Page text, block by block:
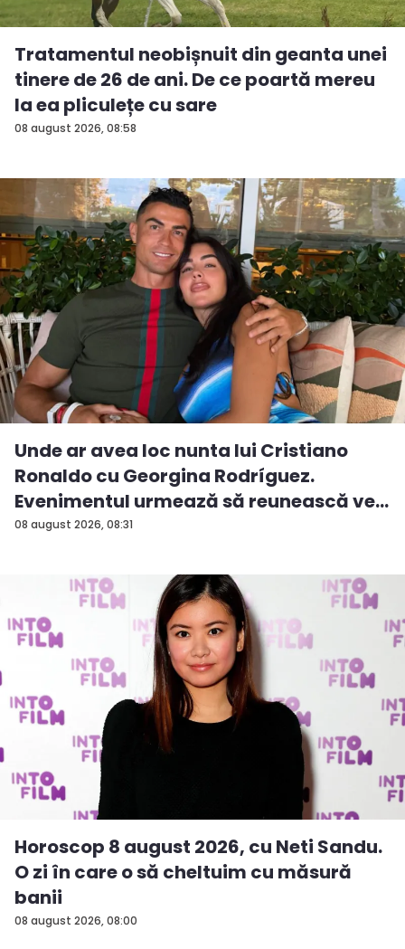
08 august 2026, 08:58
Tratamentul neobișnuit din geanta unei
tinere de 26 de ani. De ce poartă mereu
la ea pliculețe cu sare
08 august 2026, 08:31
Unde ar avea loc nunta lui Cristiano
Ronaldo cu Georgina Rodríguez.
Evenimentul urmează să reunească ve...
08 august 2026, 08:00
Horoscop 8 august 2026, cu Neti Sandu.
O zi în care o să cheltuim cu măsură
banii